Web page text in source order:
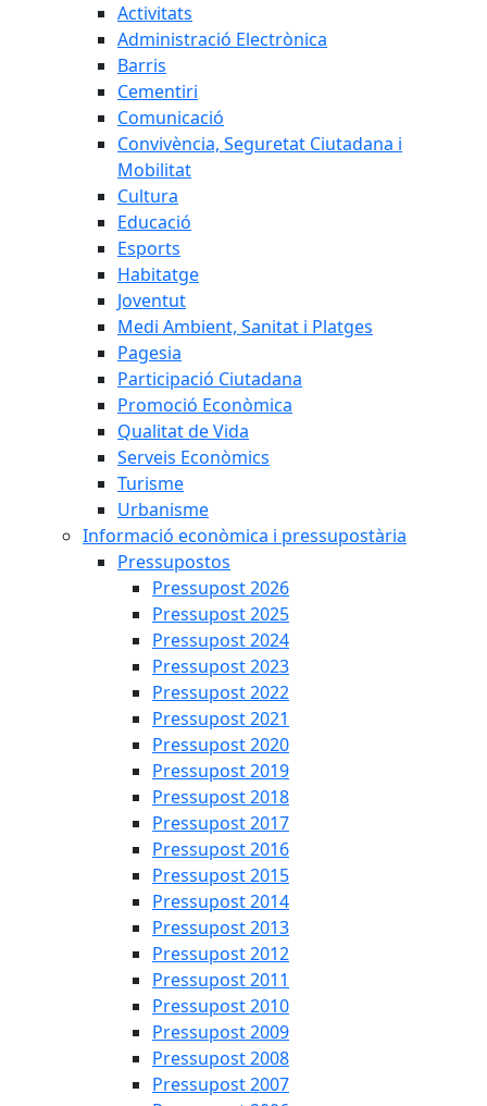
Activitats
Administració Electrònica
Barris
Cementiri
Comunicació
Convivència, Seguretat Ciutadana i
Mobilitat
Cultura
Educació
Esports
Habitatge
Joventut
Medi Ambient, Sanitat i Platges
Pagesia
Participació Ciutadana
Promoció Econòmica
Qualitat de Vida
Serveis Econòmics
Turisme
Urbanisme
Informació econòmica i pressupostària
Pressupostos
Pressupost 2026
Pressupost 2025
Pressupost 2024
Pressupost 2023
Pressupost 2022
Pressupost 2021
Pressupost 2020
Pressupost 2019
Pressupost 2018
Pressupost 2017
Pressupost 2016
Pressupost 2015
Pressupost 2014
Pressupost 2013
Pressupost 2012
Pressupost 2011
Pressupost 2010
Pressupost 2009
Pressupost 2008
Pressupost 2007